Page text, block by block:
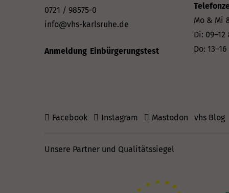
0721 / 98575-0
info@vhs-karlsruhe.de
Anmeldung Einbürgerungstest
Mo & Mi
Di: 09–12
Do:
Facebook Instagram Mastodon vhs Blog
Unsere Partner und Qualitätssiegel